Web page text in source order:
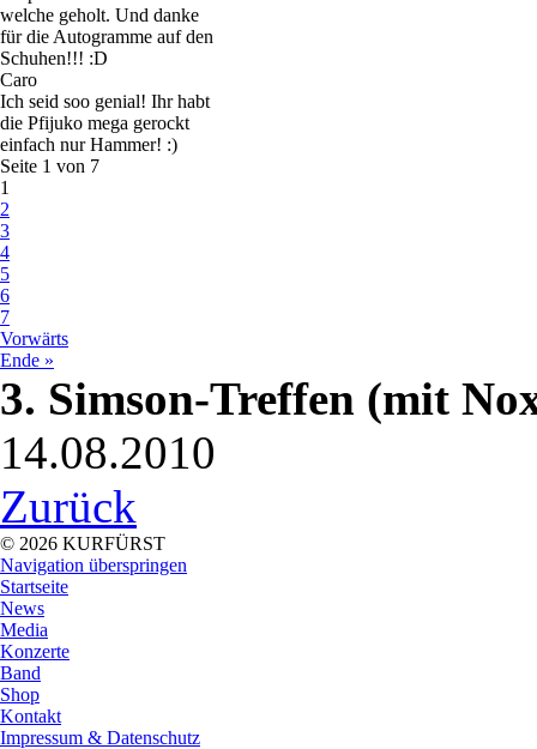
welche geholt. Und danke
für die Autogramme auf den
Schuhen!!! :D
Caro
Ich seid soo genial! Ihr habt
die Pfijuko mega gerockt
einfach nur Hammer! :)
Seite 1 von 7
1
2
3
4
5
6
7
Vorwärts
Ende »
3. Simson-Treffen (mit
14.08.2010
Zurück
© 2026 KURFÜRST
Navigation überspringen
Startseite
News
Media
Konzerte
Band
Shop
Kontakt
Impressum & Datenschutz